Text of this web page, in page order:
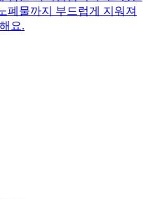
폐물까지 부드럽게 지워져
요.